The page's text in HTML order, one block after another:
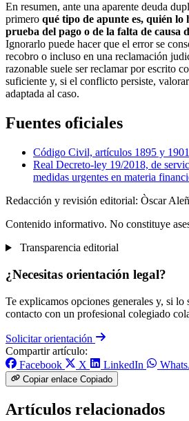
En resumen, ante una aparente deuda
primero qué tipo de apunte es, quién lo
prueba del pago o de la falta de causa
Ignorarlo puede hacer que el error se
recobro o incluso en una reclamación
razonable suele ser reclamar por escrito
suficiente y, si el conflicto persiste,
adaptada al caso.
Fuentes oficiales
Código Civil, artículos 1895 y
Real Decreto-ley 19/2018, de
medidas urgentes en materia
Redacción y revisión editorial: Òscar
Contenido informativo. No constituye
Transparencia editorial
¿Necesitas orientación legal?
Te explicamos opciones generales y, si lo
contacto con un profesional colegiado
Solicitar orientación
Compartir artículo:
Facebook
X LinkedIn
Copiar enlace Copiado
Artículos relacionados